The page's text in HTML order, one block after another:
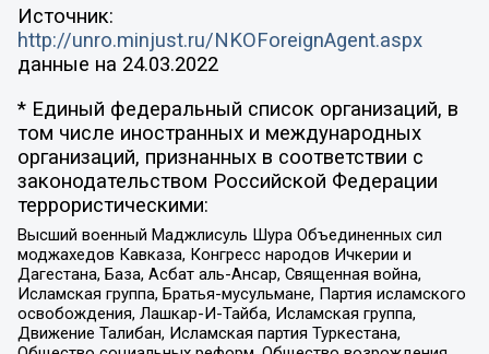
Источник:
http://unro.minjust.ru/NKOForeignAgent.aspx
данные на 24.03.2022
* Единый федеральный список организаций, в
том числе иностранных и международных
организаций, признанных в соответствии с
законодательством Российской Федерации
террористическими:
Высший военный Маджлисуль Шура Объединенных сил
моджахедов Кавказа, Конгресс народов Ичкерии и
Дагестана, База, Асбат аль-Ансар, Священная война,
Исламская группа, Братья-мусульмане, Партия исламского
освобождения, Лашкар-И-Тайба, Исламская группа,
Движение Талибан, Исламская партия Туркестана,